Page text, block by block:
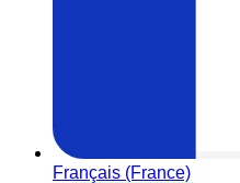
Français (France)